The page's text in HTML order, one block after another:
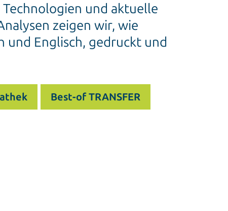
und aktuelle
zeigen wir, wie
und Englisch, gedruckt und
Best-of TRANSFER